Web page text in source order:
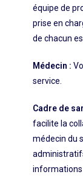
équipe de
prise en
de chacun
Médecin :
service.
Cadre de
facilite la
médecin du
informations